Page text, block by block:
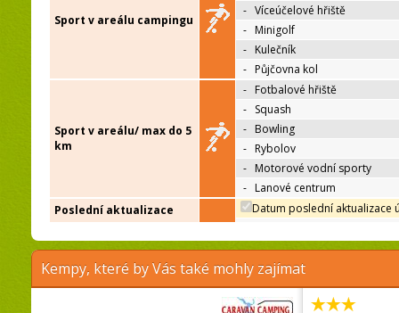
Sport v areálu campingu
- Víceúčelové hřiště
- Minigolf
- Kulečník
- Půjčovna kol
Sport v areálu/ max do 5
km
- Fotbalové hřiště
- Squash
- Bowling
- Rybolov
- Motorové vodní sporty
- Lanové centrum
Poslední aktualizace
Datum poslední aktualizace
Kempy, které by Vás také mohly zajímat